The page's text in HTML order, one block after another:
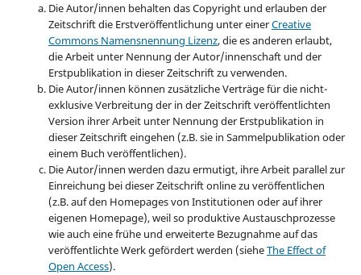
Die Autor/innen behalten das Copyright und erlauben der
Zeitschrift die Erstveröffentlichung unter einerCreative
Commons Namensnennung Lizenz, die es anderen erlaubt,
die Arbeit unter Nennung der Autor/innenschaft und der
Erstpublikation in dieser Zeitschrift zu verwenden.
Die Autor/innen können zusätzliche Verträge für die nicht-
exklusive Verbreitung der in der Zeitschrift veröffentlichten
Version ihrer Arbeit unter Nennung der Erstpublikation in
dieser Zeitschrift eingehen (z.B. sie in Sammelpublikation oder
einem Buch veröffentlichen).
Die Autor/innen werden dazu ermutigt, ihre Arbeit parallel zur
Einreichung bei dieser Zeitschrift online zu veröffentlichen
(z.B. auf den Homepages von Institutionen oder auf ihrer
eigenen Homepage), weil so produktive Austauschprozesse
wie auch eine frühe und erweiterte Bezugnahme auf das
veröffentlichte Werk gefördert werden (sieheThe Effect of
Open Access).